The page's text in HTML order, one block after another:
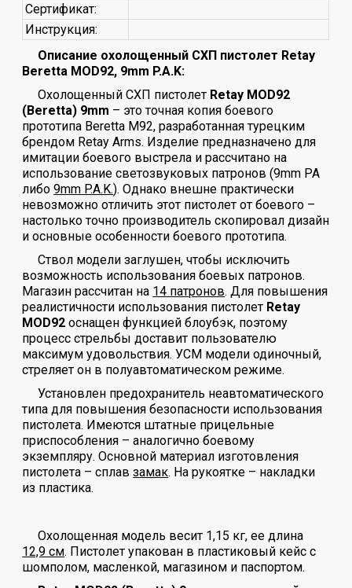
Сертификат:
Инструкция:
Описание охолощенный СХП пистолет Retay
Beretta MOD92, 9mm P.A.K:
Охолощенный СХП пистолет Retay MOD92
(Beretta) 9mm – это точная копия боевого
прототипа Beretta M92, разработанная турецким
брендом Retay Arms. Изделие предназначено для
имитации боевого выстрела и рассчитано на
использование светозвуковых патронов (9mm PA
либо9mm P.A.K.). Однако внешне практически
невозможно отличить этот пистолет от боевого –
настолько точно производитель скопировал дизайн
и основные особенности боевого прототипа.
Ствол модели заглушен, чтобы исключить
возможность использования боевых патронов.
Магазин рассчитан на 14 патронов. Для повышения
реалистичности использования пистолет Retay
MOD92 оснащен функцией блоубэк, поэтому
процесс стрельбы доставит пользователю
максимум удовольствия. УСМ модели одиночный,
стреляет он в полуавтоматическом режиме.
Установлен предохранитель неавтоматического
типа для повышения безопасности использования
пистолета. Имеются штатные прицельные
приспособления – аналогично боевому
экземпляру. Основной материал изготовления
пистолета – сплавзамак. На рукоятке – накладки
из пластика.
Охолощенная модель весит 1,15 кг, ее длина
12,9 см. Пистолет упакован в пластиковый кейс с
шомполом, масленкой, магазином и паспортом.